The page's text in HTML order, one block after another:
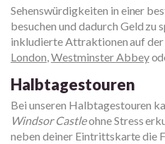
Sehenswürdigkeiten in einer
besuchen und dadurch Geld zu
inkludierte Attraktionen auf der
London,Westminster Abbey
Halbtagestouren
Bei unseren Halbtagestouren
Windsor Castleohne Stress
neben deiner Eintrittskarte die